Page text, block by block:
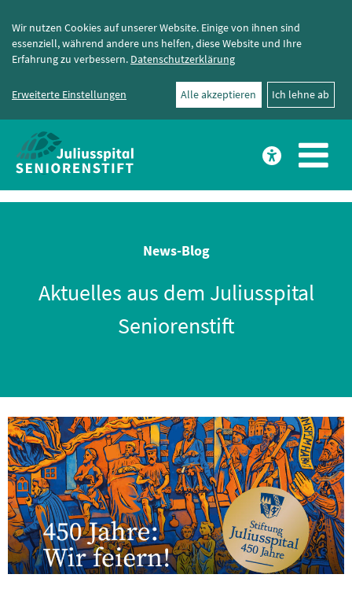
Wir nutzen Cookies auf unserer Website. Einige von ihnen sind
essenziell, während andere uns helfen, diese Website und Ihre
Erfahrung zu verbessern. Datenschutzerklärung
Erweiterte Einstellungen Ich lehne ab
Alle akzeptieren
News-Blog
Aktuelles aus dem Juliusspital
Seniorenstift